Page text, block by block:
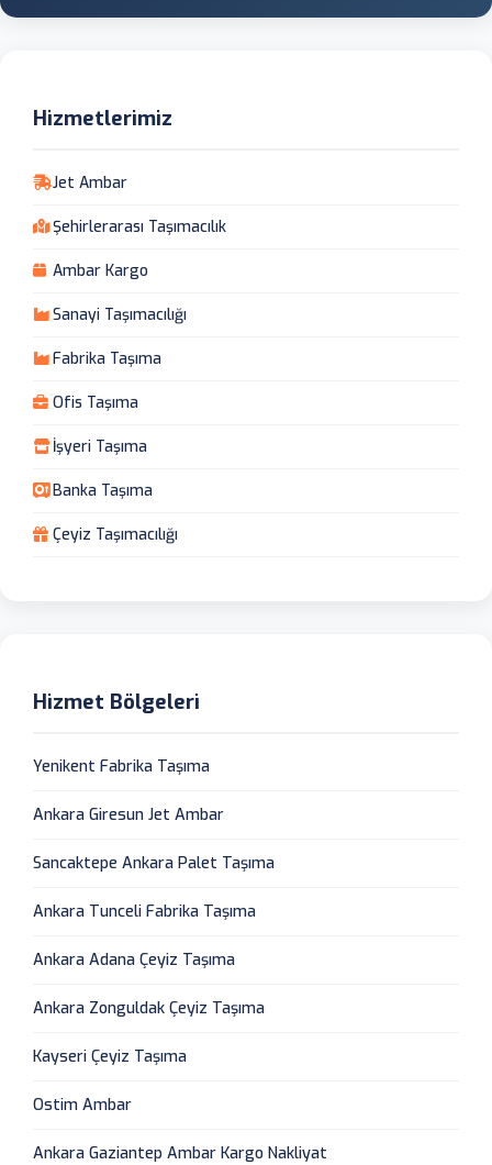
Hizmetlerimiz
Jet Ambar
Şehirlerarası Taşımacılık
Ambar Kargo
Sanayi Taşımacılığı
Fabrika Taşıma
Ofis Taşıma
İşyeri Taşıma
Banka Taşıma
Çeyiz Taşımacılığı
Hizmet Bölgeleri
Yenikent Fabrika Taşıma
Ankara Giresun Jet Ambar
Sancaktepe Ankara Palet Taşıma
Ankara Tunceli Fabrika Taşıma
Ankara Adana Çeyiz Taşıma
Ankara Zonguldak Çeyiz Taşıma
Kayseri Çeyiz Taşıma
Ostim Ambar
Ankara Gaziantep Ambar Kargo Nakliyat